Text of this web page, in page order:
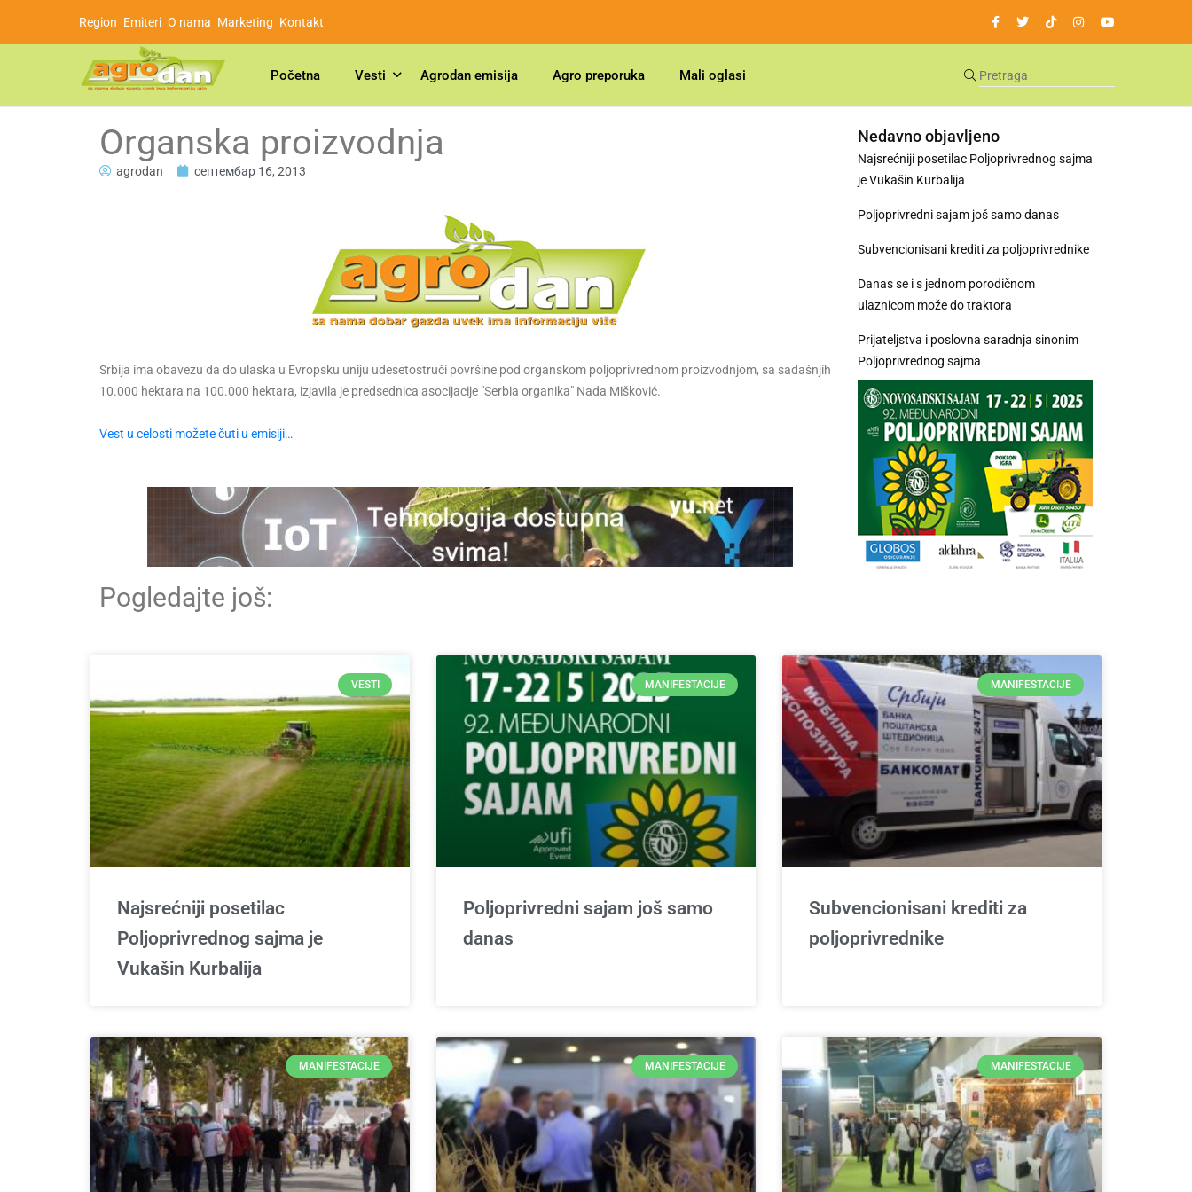
Region Emiteri O nama Marketing Kontakt
Početna Vesti Agrodan emisija Agro preporuka Mali oglasi
Organska proizvodnja
agrodan септембар 16, 2013
Srbija ima obavezu da do ulaska u Evropsku uniju udesetostruči površine pod organskom poljoprivrednom proizvodnjom, sa sadašnjih
10.000 hektara na 100.000 hektara, izjavila je predsednica asocijacije "Serbia organika" Nada Mišković.
Vest u celosti možete čuti u emisiji…
Pogledajte još:
Nedavno objavljeno
Najsrećniji posetilac Poljoprivrednog sajma
je Vukašin Kurbalija
Poljoprivredni sajam još samo danas
Subvencionisani krediti za poljoprivrednike
Danas se i s jednom porodičnom
ulaznicom može do traktora
Prijateljstva i poslovna saradnja sinonim
Poljoprivrednog sajma
VESTI
Najsrećniji posetilac
Poljoprivrednog sajma je
Vukašin Kurbalija
MANIFESTACIJE
Poljoprivredni sajam još samo
danas
MANIFESTACIJE
Subvencionisani krediti za
poljoprivrednike
MANIFESTACIJE MANIFESTACIJE MANIFESTACIJE